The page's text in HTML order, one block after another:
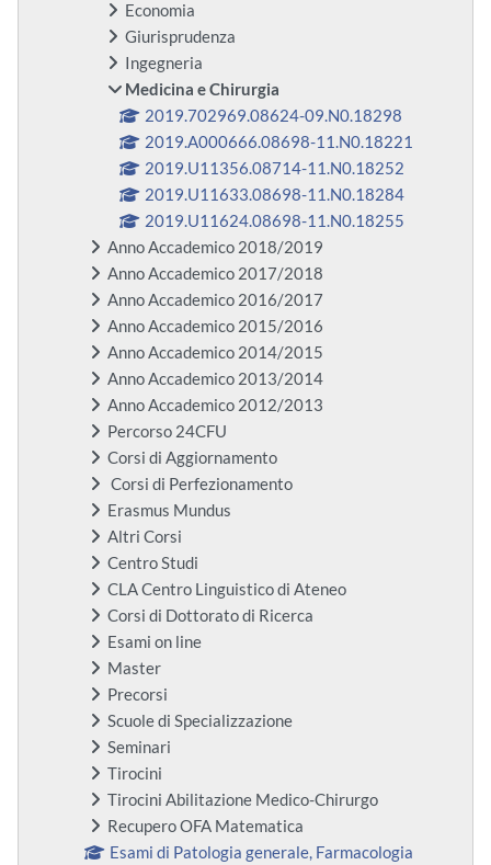
Economia
Giurisprudenza
Ingegneria
Medicina e Chirurgia
2019.702969.08624-09.N0.18298
2019.A000666.08698-11.N0.18221
2019.U11356.08714-11.N0.18252
2019.U11633.08698-11.N0.18284
2019.U11624.08698-11.N0.18255
Anno Accademico 2018/2019
Anno Accademico 2017/2018
Anno Accademico 2016/2017
Anno Accademico 2015/2016
Anno Accademico 2014/2015
Anno Accademico 2013/2014
Anno Accademico 2012/2013
Percorso 24CFU
Corsi di Aggiornamento
Corsi di Perfezionamento
Erasmus Mundus
Altri Corsi
Centro Studi
CLA Centro Linguistico di Ateneo
Corsi di Dottorato di Ricerca
Esami on line
Master
Precorsi
Scuole di Specializzazione
Seminari
Tirocini
Tirocini Abilitazione Medico-Chirurgo
Recupero OFA Matematica
Esami di Patologia generale, Farmacologia